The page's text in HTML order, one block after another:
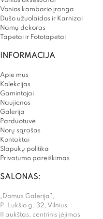
Vonios kambario įranga
Dušo užuolaidos ir Karnizai
Namų dekoras
Tapetai ir Fototapetai
INFORMACIJA
Apie mus
Kolekcijas
Gamintojai
Naujienos
Galerija
Parduotuvė
Norų sąrašas
Kontaktai
Slapukų politika
Privatumo pareiškimas
SALONAS:
„Domus Galerija”,
P. Lukšio g. 32, Vilnius
II aukštas, centrinis įėjimas